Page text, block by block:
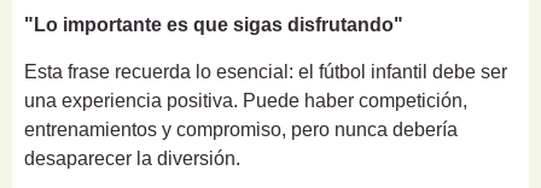
"Lo importante es que sigas disfrutando"
Esta frase recuerda lo esencial: el fútbol infantil debe ser
una experiencia positiva. Puede haber competición,
entrenamientos y compromiso, pero nunca debería
desaparecer la diversión.